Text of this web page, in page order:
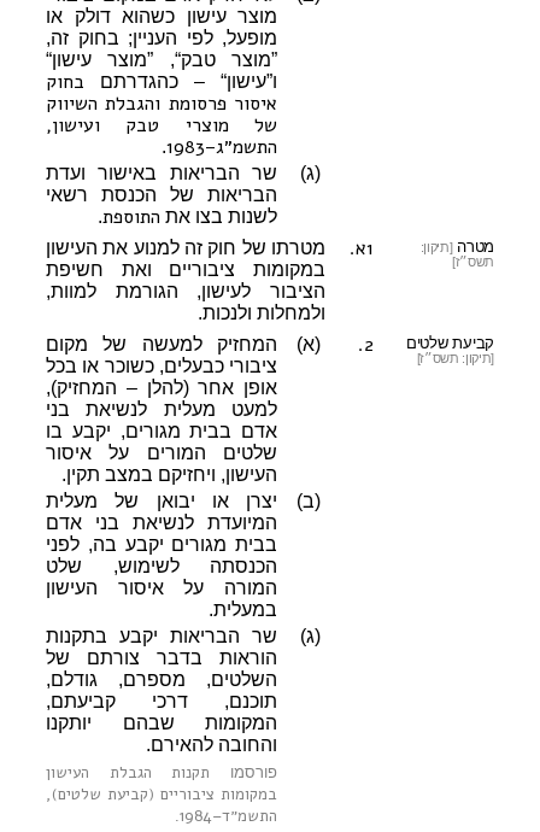
מוצר עישון כשהוא דולק או
מופעל, לפי העניין; בחוק זה,
”מוצר טבק“, ”מוצר עישון“
ו”עישון“ – כהגדרתם בחוק
איסור פרסומת והגבלת השיווק
של מוצרי טבק ועישון,
התשמ״ג–1983
.
(ג)
שר הבריאות באישור ועדת
הבריאות של הכנסת רשאי
לשנות בצו את התוספת.
1א. מטרה[תיקון:
תשס״ז]
מטרתו של חוק זה למנוע את העישון
במקומות ציבוריים ואת חשיפת
הציבור לעישון, הגורמת למוות,
ולמחלות ולנכות.
2. קביעת שלטים
[תיקון: תשס״ז]
(א)
המחזיק למעשה של מקום
ציבורי כבעלים, כשוכר או בכל
אופן אחר (להלן – המחזיק),
למעט מעלית לנשיאת בני
אדם בבית מגורים, יקבע בו
שלטים המורים על איסור
העישון, ויחזיקם במצב תקין.
(ב)
יצרן או יבואן של מעלית
המיועדת לנשיאת בני אדם
בבית מגורים יקבע בה, לפני
הכנסתה לשימוש, שלט
המורה על איסור העישון
במעלית.
(ג)
שר הבריאות יקבע בתקנות
הוראות בדבר צורתם של
השלטים, מספרם, גודלם,
תוכנם, דרכי קביעתם,
המקומות שבהם יותקנו
והחובה להאירם.
פורסמו תקנות הגבלת העישון
במקומות ציבוריים (קביעת שלטים),
התשמ״ד–1984
.